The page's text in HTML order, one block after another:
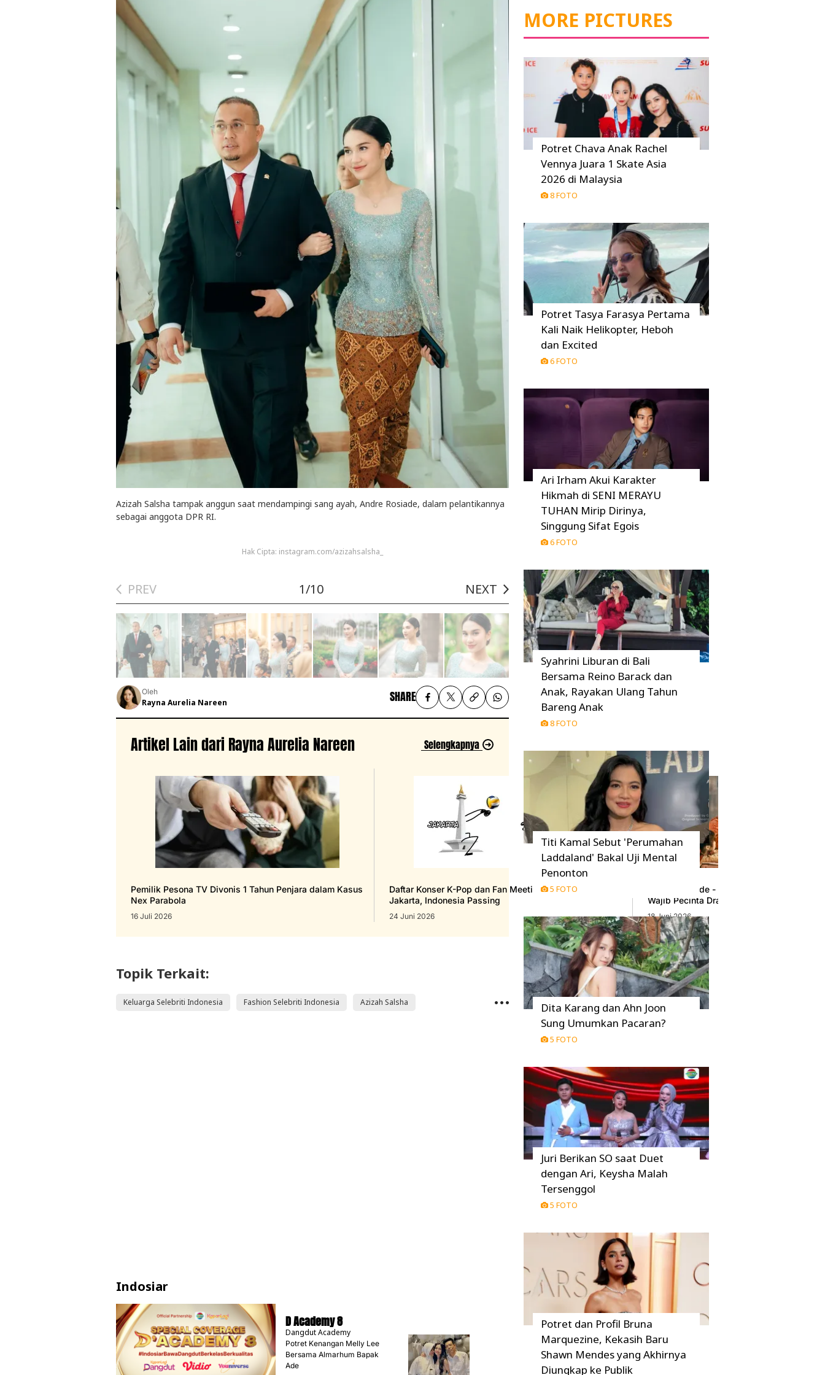
Azizah Salsha tampak anggun saat mendampingi sang ayah, Andre Rosiade, dalam pelantikannya
sebagai anggota DPR RI.
Hak Cipta: instagram.com/azizahsalsha_
PREV 1/10 NEXT
Oleh
Rayna Aurelia Nareen SHARE
Artikel Lain dari Rayna Aurelia Nareen Selengkapnya
Pemilik Pesona TV Divonis 1 Tahun Penjara dalam Kasus
Nex Parabola
16 Juli 2026
Daftar Konser K-Pop dan Fan Meeting Korea 2026 Skip
Jakarta, Indonesia Passing
24 Juni 2026
Pursuit of Jade - Zhan Zhao Adventures
Wajib Pecinta Drama Asia
18 Juni 2026
Topik Terkait:
Keluarga Selebriti Indonesia Fashion Selebriti Indonesia Azizah Salsha
Indosiar
D Academy 8
Dangdut Academy
Potret Kenangan Melly Lee
Bersama Almarhum Bapak
Ade
MORE PICTURES
Potret Chava Anak Rachel
Vennya Juara 1 Skate Asia
2026 di Malaysia
8 FOTO
Potret Tasya Farasya Pertama
Kali Naik Helikopter, Heboh
dan Excited
6 FOTO
Ari Irham Akui Karakter
Hikmah di SENI MERAYU
TUHAN Mirip Dirinya,
Singgung Sifat Egois
6 FOTO
Syahrini Liburan di Bali
Bersama Reino Barack dan
Anak, Rayakan Ulang Tahun
Bareng Anak
8 FOTO
Titi Kamal Sebut 'Perumahan
Laddaland' Bakal Uji Mental
Penonton
5 FOTO
Dita Karang dan Ahn Joon
Sung Umumkan Pacaran?
5 FOTO
Juri Berikan SO saat Duet
dengan Ari, Keysha Malah
Tersenggol
5 FOTO
Potret dan Profil Bruna
Marquezine, Kekasih Baru
Shawn Mendes yang Akhirnya
Diungkap ke Publik